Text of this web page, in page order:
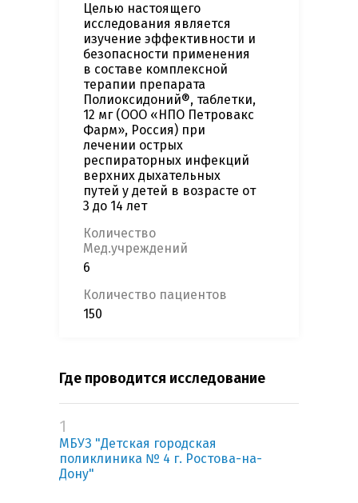
Целью настоящего
исследования является
изучение эффективности и
безопасности применения
в составе комплексной
терапии препарата
Полиоксидоний®, таблетки,
12 мг (ООО «НПО Петровакс
Фарм», Россия) при
лечении острых
респираторных инфекций
верхних дыхательных
путей у детей в возрасте от
3 до 14 лет
Количество
Мед.учреждений
6
Количество пациентов
150
Где проводится исследование
1
МБУЗ "Детская городская
поликлиника № 4 г. Ростова-на-
Дону"